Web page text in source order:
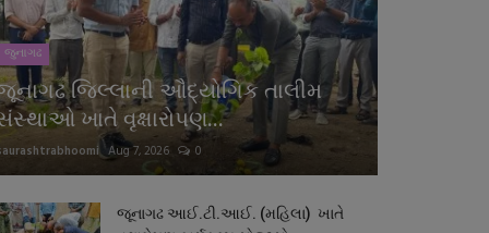
જુનાગઢ
જિલ્લાની ઔદ્યોગિક તાલીમ
ખાતે વૃક્ષારોપણ...
Aug 7, 2026 0
જૂનાગઢ આઈ.ટી.આઈ. (મહિલા) ખાતે